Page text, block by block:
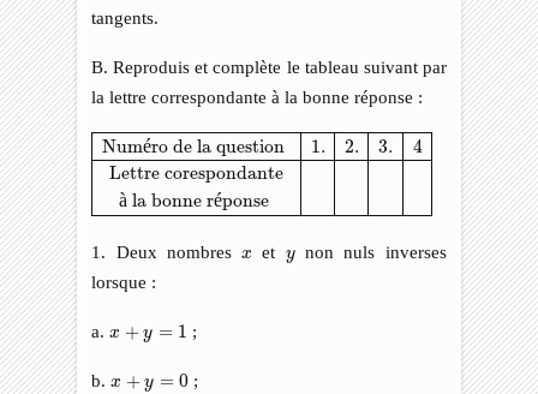
tangents.
B. Reproduis et complète le tableau suivant par
la lettre correspondante à la bonne réponse :
Numéro de la question 1. 2. 3.
4
Lettre corespondante
à la bonne réponse
Numéro de la question1.2.3.4Lettre corespondanteà la
1. Deux nombresx
x et y
ynon nuls inverses
lorsque :
a.x + y = 1
y ;
b.x + y = 0
y ;